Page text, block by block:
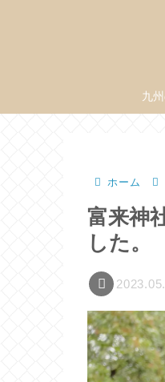
九
ホーム
富来神
した。